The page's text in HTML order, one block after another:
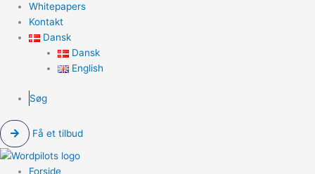
Whitepapers
Kontakt
Dansk
Dansk
English
Søg
Få et tilbud
Forside